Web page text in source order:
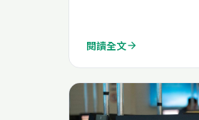
閱讀全文arrow_forward